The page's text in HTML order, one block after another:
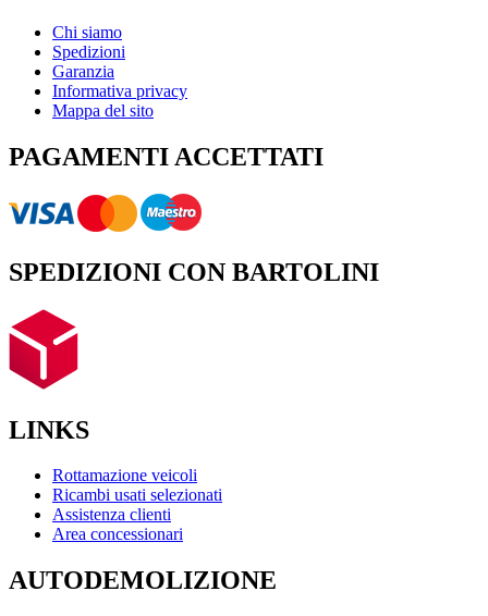
Chi siamo
Spedizioni
Garanzia
Informativa privacy
Mappa del sito
PAGAMENTI ACCETTATI
SPEDIZIONI CON BARTOLINI
LINKS
Rottamazione veicoli
Ricambi usati selezionati
Assistenza clienti
Area concessionari
AUTODEMOLIZIONE